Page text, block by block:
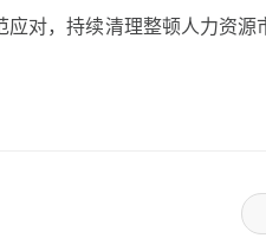
对，持续清理整顿人力资源